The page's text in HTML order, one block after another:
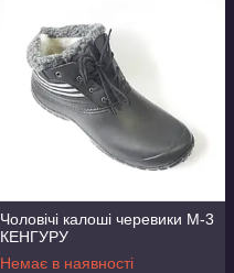
Чоловічі калоші черевики М-3
КЕНГУРУ
Немає в наявності